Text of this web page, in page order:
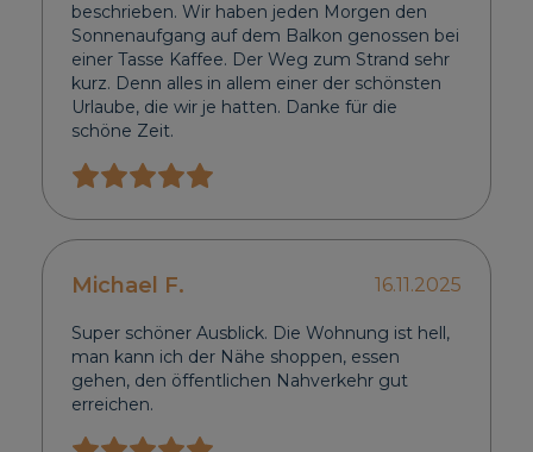
beschrieben. Wir haben jeden Morgen den
Sonnenaufgang auf dem Balkon genossen bei
einer Tasse Kaffee. Der Weg zum Strand sehr
kurz. Denn alles in allem einer der schönsten
Urlaube, die wir je hatten. Danke für die
schöne Zeit.
Michael F. 16.11.2025
Super schöner Ausblick. Die Wohnung ist hell,
man kann ich der Nähe shoppen, essen
gehen, den öffentlichen Nahverkehr gut
erreichen.